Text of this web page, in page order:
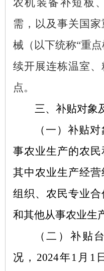
农机装备补短板
需，以及事关国
械（以下统称“重
续开展连栋温室
点。
三、补贴对象
（一）补贴对
事农业生产的农民
其中农业生产经
组织、农民专业
和其他从事农业生
（二）补贴
况， 2024年1月1